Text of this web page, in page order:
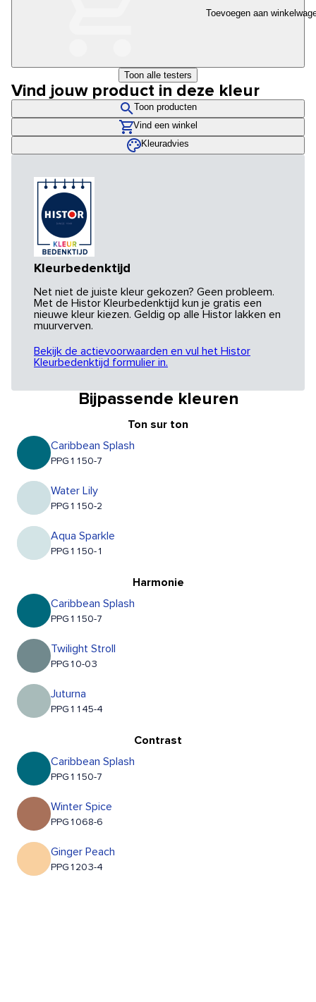
Toevoegen aan
Toon alle testers
Vind jouw product in deze kleur
Toon producten
Vind een winkel
Kleuradvies
Kleurbedenktijd
Net niet de juiste kleur gekozen? Geen probleem.
Met de Histor Kleurbedenktijd kun je gratis een
nieuwe kleur kiezen. Geldig op alle Histor lakken en
muurverven.
Bekijk de actievoorwaarden en vul het Histor
Kleurbedenktijd formulier in.
Bijpassende kleuren
Ton sur ton
Caribbean Splash
PPG1150-7
Water Lily
PPG1150-2
Aqua Sparkle
PPG1150-1
Harmonie
Caribbean Splash
PPG1150-7
Twilight Stroll
PPG10-03
Juturna
PPG1145-4
Contrast
Caribbean Splash
PPG1150-7
Winter Spice
PPG1068-6
Ginger Peach
PPG1203-4